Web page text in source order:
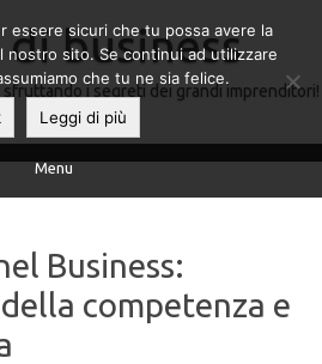
business
i segreti dei grandi imprenditori!
Menu
Business:
competenza e
essere sicuri che tu possa avere la
nostro sito. Se continui ad utilizzare
che tu ne sia felice.
Leggi di più